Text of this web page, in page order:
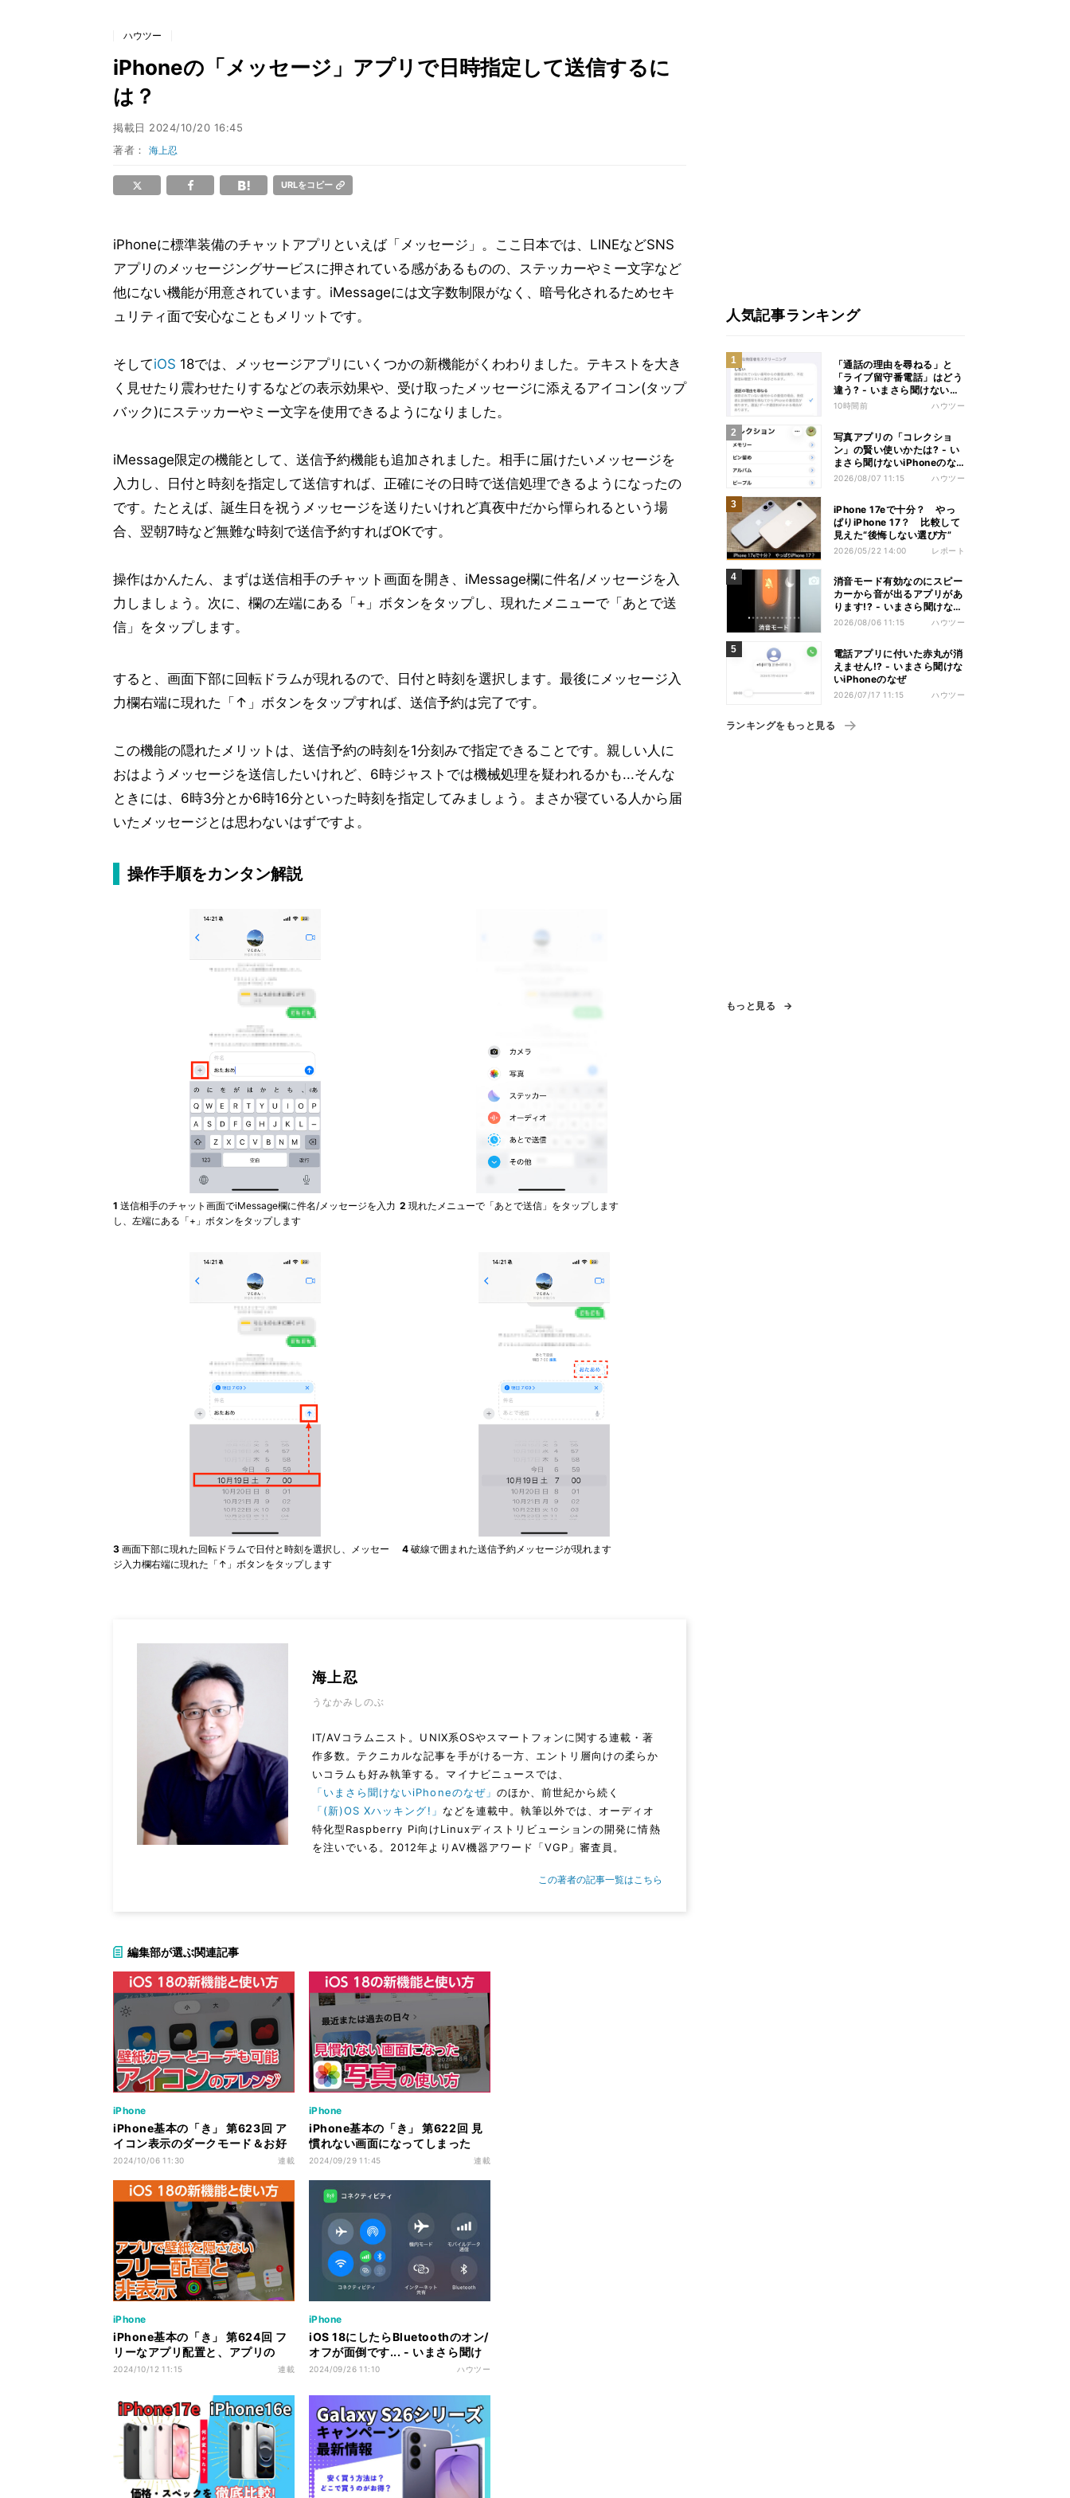
ハウツー
iPhoneの「メッセージ」アプリで日時指定して送信するに
は？
掲載日 2024/10/20 16:45
著者：海上忍
URLをコピー
iPhoneに標準装備のチャットアプリといえば「メッセージ」。ここ日本では、LINEなどSNS
アプリのメッセージングサービスに押されている感があるものの、ステッカーやミー文字など
他にない機能が用意されています。iMessageには文字数制限がなく、暗号化されるためセキ
ュリティ面で安心なこともメリットです。
そしてiOS 18では、メッセージアプリにいくつかの新機能がくわわりました。テキストを大き
く見せたり震わせたりするなどの表示効果や、受け取ったメッセージに添えるアイコン(タップ
バック)にステッカーやミー文字を使用できるようになりました。
iMessage限定の機能として、送信予約機能も追加されました。相手に届けたいメッセージを
入力し、日付と時刻を指定して送信すれば、正確にその日時で送信処理できるようになったの
です。たとえば、誕生日を祝うメッセージを送りたいけれど真夜中だから憚られるという場
合、翌朝7時など無難な時刻で送信予約すればOKです。
操作はかんたん、まずは送信相手のチャット画面を開き、iMessage欄に件名/メッセージを入
力しましょう。次に、欄の左端にある「+」ボタンをタップし、現れたメニューで「あとで送
信」をタップします。
すると、画面下部に回転ドラムが現れるので、日付と時刻を選択します。最後にメッセージ入
力欄右端に現れた「↑」ボタンをタップすれば、送信予約は完了です。
この機能の隠れたメリットは、送信予約の時刻を1分刻みで指定できることです。親しい人に
おはようメッセージを送信したいけれど、6時ジャストでは機械処理を疑われるかも...そんな
ときには、6時3分とか6時16分といった時刻を指定してみましょう。まさか寝ている人から届
いたメッセージとは思わないはずですよ。
操作手順をカンタン解説
1 送信相手のチャット画面でiMessage欄に件名/メッセージを入力
し、左端にある「+」ボタンをタップします
2 現れたメニューで「あとで送信」をタップします
3 画面下部に現れた回転ドラムで日付と時刻を選択し、メッセー
ジ入力欄右端に現れた「↑」ボタンをタップします
4 破線で囲まれた送信予約メッセージが現れます
海上忍
うなかみしのぶ
IT/AVコラムニスト。UNIX系OSやスマートフォンに関する連載・著
作多数。テクニカルな記事を手がける一方、エントリ層向けの柔らか
いコラムも好み執筆する。マイナビニュースでは、
「いまさら聞けないiPhoneのなぜ」 のほか、前世紀から続く
「(新)OS Xハッキング!」 などを連載中。執筆以外では、オーディオ
特化型Raspberry Pi向けLinuxディストリビューションの開発に情熱
を注いでいる。2012年よりAV機器アワード「VGP」審査員。
この著者の記事一覧はこちら
編集部が選ぶ関連記事
iPhone
iPhone基本の「き」 第623回 ア
イコン表示のダークモード＆お好
みカラーに統一アレンジ - iOS 18
2024/10/06 11:30 連載
iPhone
iPhone基本の「き」 第622回 見
慣れない画面になってしまった
「写真」の使い方 - iOS 18の新機
2024/09/29 11:45 連載
iPhone
iPhone基本の「き」 第624回 フ
リーなアプリ配置と、アプリの
「ロック」＆「非表示」の使い方
2024/10/12 11:15 連載
iPhone
iOS 18にしたらBluetoothのオン/
オフが面倒です... - いまさら聞け
ないiPhoneのなぜ
2024/09/26 11:10 ハウツー
人気記事ランキング
「通話の理由を尋ねる」と
「ライブ留守番電話」はどう
違う? - いまさら聞けない
iPhoneのなぜ
10時間前 ハウツー
写真アプリの「コレクショ
ン」の賢い使いかたは? - い
まさら聞けないiPhoneのな
ぜ
2026/08/07 11:15 ハウツー
iPhone 17eで十分？ やっ
ぱりiPhone 17？ 比較して
見えた“後悔しない選び方”
2026/05/22 14:00 レポート
消音モード有効なのにスピー
カーから音が出るアプリがあ
ります!? - いまさら聞けない
iPhoneのなぜ
2026/08/06 11:15 ハウツー
電話アプリに付いた赤丸が消
えません!? - いまさら聞けな
いiPhoneのなぜ
2026/07/17 11:15 ハウツー
ランキングをもっと見る
もっと見る